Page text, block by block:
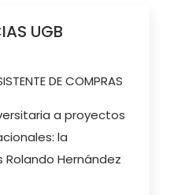
UGB
DE COMPRAS
a proyectos
la
Hernández